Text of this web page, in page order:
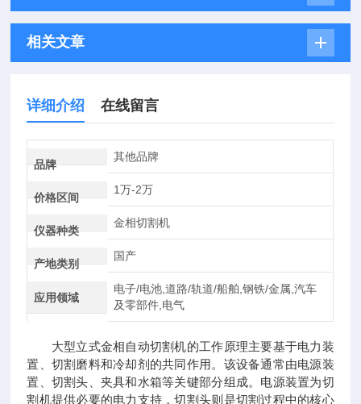
相关文章
详细介绍 在线留言
品牌
其他品牌
价格区间
1万-2万
仪器种类
金相切割机
产地类别
国产
应用领域
电子/电池,道路/轨道/船舶,钢铁/金属,汽车
及零部件,电气
大型立式金相自动切割机的工作原理主要基于电力装
置、切割磨料和冷却剂的共同作用。该设备通常由电源装
置、切割头、夹具和水箱等关键部分组成。电源装置为切
割机提供必要的电力支持，切割头则是切割过程中的核心